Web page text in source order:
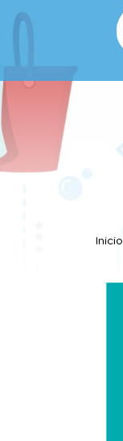
Inicio